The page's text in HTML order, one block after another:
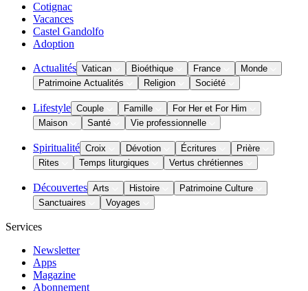
Cotignac
Vacances
Castel Gandolfo
Adoption
Actualités Vatican Bioéthique France
Monde
Patrimoine Actualités
Religion Société
Lifestyle Couple Famille
For Her et For Him
Maison
Santé Vie professionnelle
Spiritualité Croix Dévotion Écritures
Prière
Rites
Temps liturgiques Vertus chrétiennes
Découvertes Arts Histoire
Patrimoine Culture
Sanctuaires
Voyages
Services
Newsletter
Apps
Magazine
Abonnement